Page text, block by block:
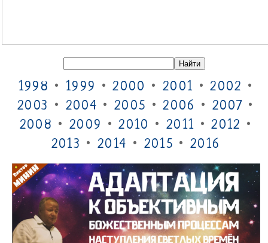
1998 •1999 •2000 • 2001 •2002 •
2003 • 2004 • 2005 •2006 • 2007 •
2008 •2009 •2010 • 2011 •2012 •
2013 •2014 • 2015 • 2016